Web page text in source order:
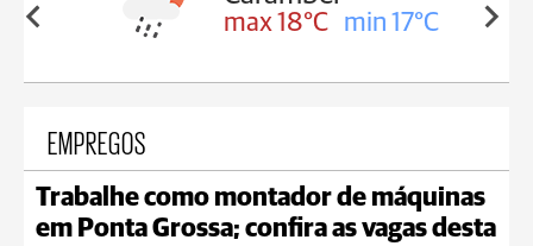
18°C max 18°C min 17°C
EMPREGOS
Trabalhe como montador de máquinas
em Ponta Grossa; confira as vagas desta